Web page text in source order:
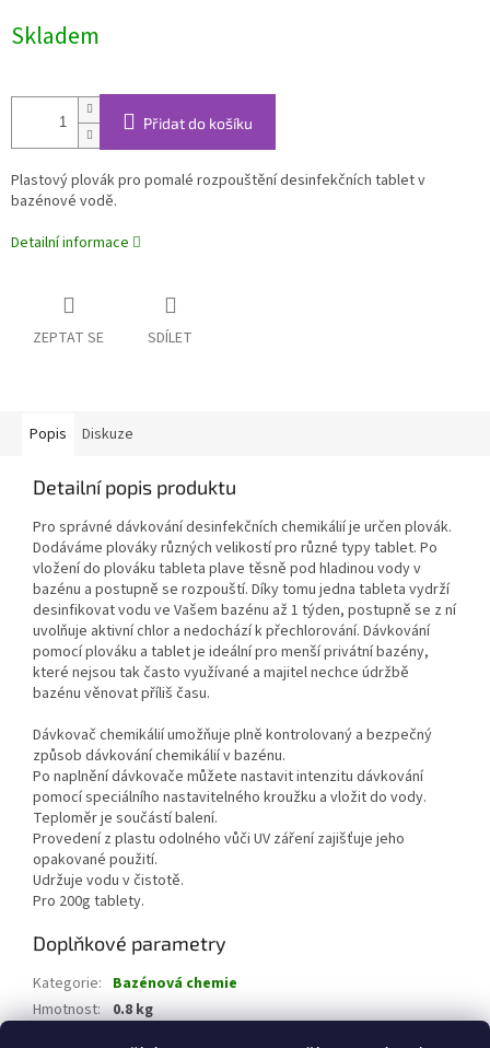
cena:
Skladem
Přidat do košíku
Plastový plovák pro pomalé rozpouštění desinfekčních tablet v
bazénové vodě.
Detailní informace
ZEPTAT SE SDÍLET
Popis Diskuze
Detailní popis produktu
Pro správné dávkování desinfekčních chemikálií je určen plovák.
Dodáváme plováky různých velikostí pro různé typy tablet. Po
vložení do plováku tableta plave těsně pod hladinou vody v
bazénu a postupně se rozpouští. Díky tomu jedna tableta vydrží
desinfikovat vodu ve Vašem bazénu až 1 týden, postupně se z ní
uvolňuje aktivní chlor a nedochází k přechlorování. Dávkování
pomocí plováku a tablet je ideální pro menší privátní bazény,
které nejsou tak často využívané a majitel nechce údržbě
bazénu věnovat příliš času.
Dávkovač chemikálií umožňuje plně kontrolovaný a bezpečný
způsob dávkování chemikálií v bazénu.
Po naplnění dávkovače můžete nastavit intenzitu dávkování
pomocí speciálního nastavitelného kroužku a vložit do vody.
Teploměr je součástí balení.
Provedení z plastu odolného vůči UV záření zajišťuje jeho
opakované použití.
Udržuje vodu v čistotě.
Pro 200g tablety.
Doplňkové parametry
Kategorie: Bazénová chemie
Hmotnost: 0.8 kg